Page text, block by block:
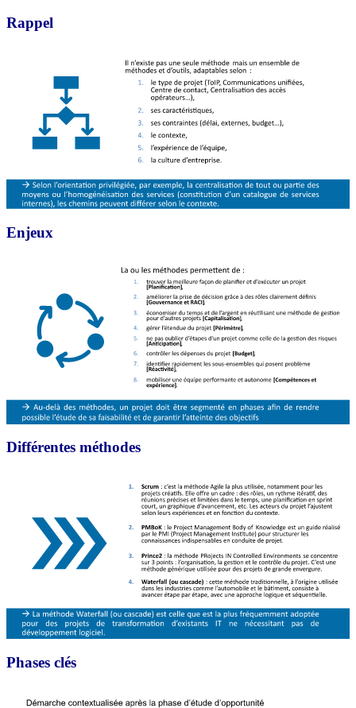
Rappel
Enjeux
Différentes méthodes
Phases clés